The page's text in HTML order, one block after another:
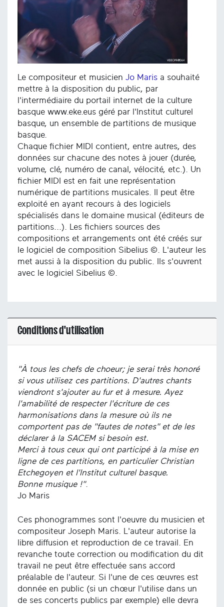
Le compositeur et musicien Jo Maris a souhaité
mettre à la disposition du public, par
l'intermédiaire du portail internet de la culture
basque www.eke.eus géré par l'Institut culturel
basque, un ensemble de partitions de musique
basque.
Chaque fichier MIDI contient, entre autres, des
données sur chacune des notes à jouer (durée,
volume, clé, numéro de canal, vélocité, etc.). Un
fichier MIDI est en fait une représentation
numérique de partitions musicales. Il peut être
exploité en ayant recours à des logiciels
spécialisés dans le domaine musical (éditeurs de
partitions...). Les fichiers sources des
compositions et arrangements ont été créés sur
le logiciel de composition Sibelius ©. L'auteur les
met aussi à la disposition du public. Ils s'ouvrent
avec le logiciel Sibelius ©.
Conditions d'utilisation
"À tous les chefs de choeur; je serai très honoré
si vous utilisez ces partitions. D'autres chants
viendront s'ajouter au fur et à mesure. Ayez
l'amabilité de respecter l'écriture de ces
harmonisations dans la mesure où ils ne
comportent pas de "fautes de notes" et de les
déclarer à la SACEM si besoin est.
Merci à tous ceux qui ont participé à la mise en
ligne de ces partitions, en particulier Christian
Etchegoyen et l'Institut culturel basque.
Bonne musique !".
Jo Maris
Ces phonogrammes sont l'oeuvre du musicien et
compositeur Joseph Maris. L'auteur autorise la
libre diffusion et reproduction de ce travail. En
revanche toute correction ou modification du dit
travail ne peut être effectuée sans accord
préalable de l'auteur. Si l'une de ces œuvres est
donnée en public (si un chœur l'utilise dans un
de ses concerts publics par exemple) elle devra